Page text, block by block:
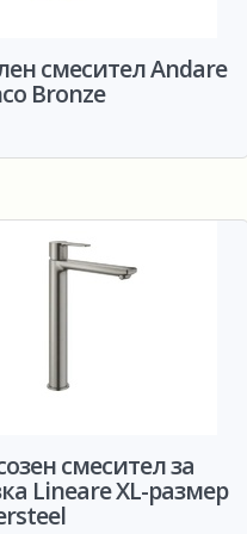
смесител Andare
Bronze
смесител за
Lineare XL-размер